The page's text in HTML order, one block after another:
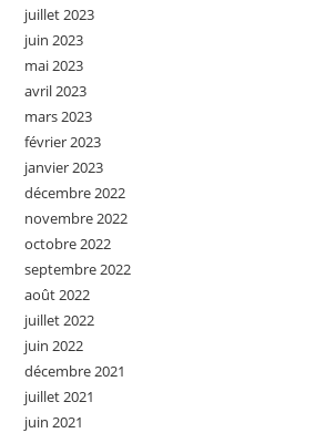
juillet 2023
juin 2023
mai 2023
avril 2023
mars 2023
février 2023
janvier 2023
décembre 2022
novembre 2022
octobre 2022
septembre 2022
août 2022
juillet 2022
juin 2022
décembre 2021
juillet 2021
juin 2021